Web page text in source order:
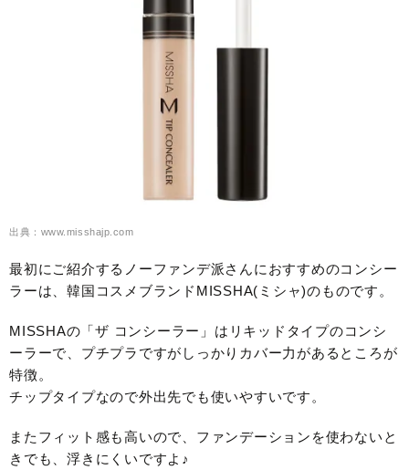
出典：www.misshajp.com
最初にご紹介するノーファンデ派さんにおすすめのコンシー
ラーは、韓国コスメブランドMISSHA(ミシャ)のものです。
MISSHAの「ザ コンシーラー」はリキッドタイプのコンシ
ーラーで、プチプラですがしっかりカバー力があるところが
特徴。
チップタイプなので外出先でも使いやすいです。
またフィット感も高いので、ファンデーションを使わないと
きでも、浮きにくいですよ♪